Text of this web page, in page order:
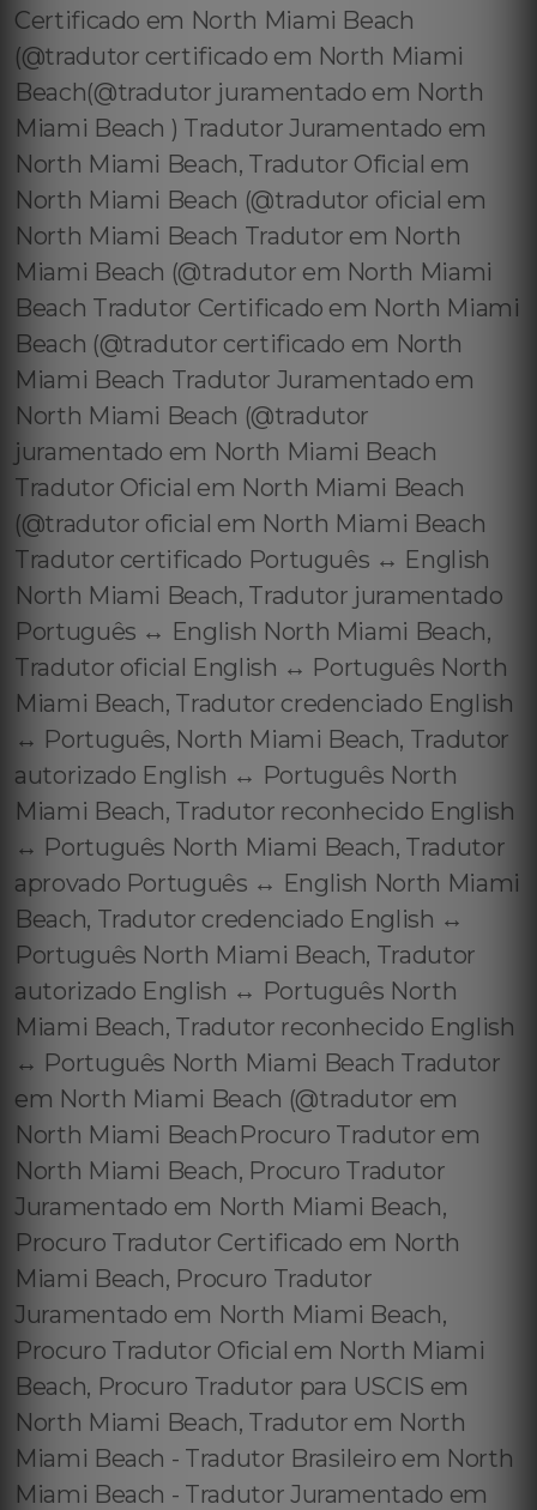
Certificado em North Miami Beach
(@tradutor certificado em North Miami
Beach(@tradutor juramentado em North
Miami Beach ) Tradutor Juramentado em
North Miami Beach, Tradutor Oficial em
North Miami Beach (@tradutor oficial em
North Miami Beach Tradutor em North
Miami Beach (@tradutor em North Miami
Beach Tradutor Certificado em North Miami
Beach (@tradutor certificado em North
Miami Beach Tradutor Juramentado em
North Miami Beach (@tradutor
juramentado em North Miami Beach
Tradutor Oficial em North Miami Beach
(@tradutor oficial em North Miami Beach
Tradutor certificado Português ↔️ English
North Miami Beach, Tradutor juramentado
Português ↔️ English North Miami Beach,
Tradutor oficial English ↔️ Português North
Miami Beach, Tradutor credenciado English
↔️ Português, North Miami Beach, Tradutor
autorizado English ↔️ Português North
Miami Beach, Tradutor reconhecido English
↔️ Português North Miami Beach, Tradutor
aprovado Português ↔️ English North Miami
Beach, Tradutor credenciado English ↔️
Português North Miami Beach, Tradutor
autorizado English ↔️ Português North
Miami Beach, Tradutor reconhecido English
↔️ Português North Miami Beach Tradutor
em North Miami Beach (@tradutor em
North Miami BeachProcuro Tradutor em
North Miami Beach, Procuro Tradutor
Juramentado em North Miami Beach,
Procuro Tradutor Certificado em North
Miami Beach, Procuro Tradutor
Juramentado em North Miami Beach,
Procuro Tradutor Oficial em North Miami
Beach, Procuro Tradutor para USCIS em
North Miami Beach, Tradutor em North
Miami Beach - Tradutor Brasileiro em North
Miami Beach - Tradutor Juramentado em